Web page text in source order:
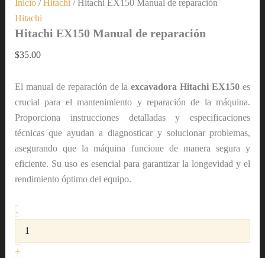
Inicio/Hitachi / Hitachi EX150 Manual de reparación
Hitachi
Hitachi EX150 Manual de reparación
$35.00
El manual de reparación de laexcavadora Hitachi EX150 es
crucial para el mantenimiento y reparación de la máquina.
Proporciona instrucciones detalladas y especificaciones
técnicas que ayudan a diagnosticar y solucionar problemas,
asegurando que la máquina funcione de manera segura y
eficiente. Su uso es esencial para garantizar la longevidad y el
rendimiento óptimo del equipo.
-
+